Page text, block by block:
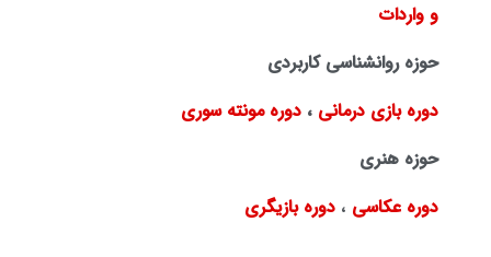
و واردات
حوزه روانشناسی کاربردی
دوره بازی درمانی ، دوره مونته سوری
حوزه هنری
دوره عکاسی ، دوره بازیگری